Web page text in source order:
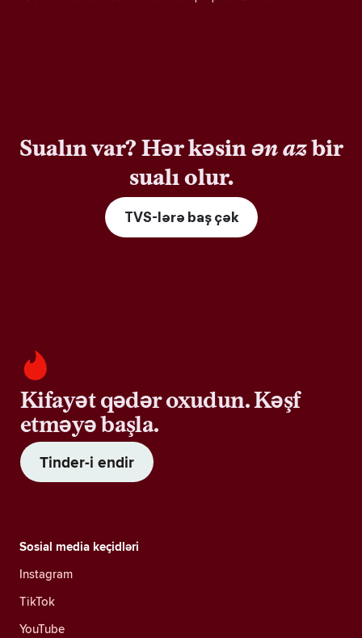
Sualın var? Hər kəsinən azbir
sualı olur.
TVS-lərə baş çək
Kifayət qədər oxudun. Kəşf
etməyə başla.
Tinder-i endir
Sosial media keçidləri
Instagram
TikTok
YouTube